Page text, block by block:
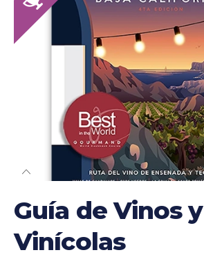
Guía de Vinos y
Vinícolas